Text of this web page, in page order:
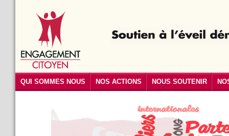
QUI SOMMES NOUS NOS ACTIONS NOUS SOUTENIR